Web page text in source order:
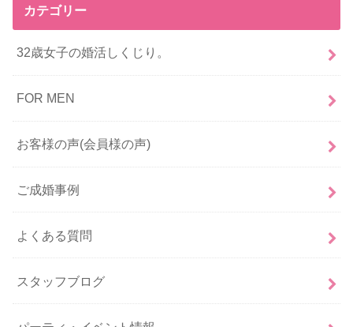
カテゴリー
32歳女子の婚活しくじり。
FOR MEN
お客様の声(会員様の声)
ご成婚事例
よくある質問
スタッフブログ